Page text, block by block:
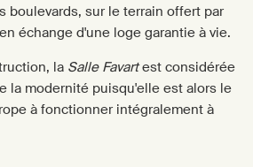
boulevards, sur le terrain offert par
échange d'une loge garantie à vie.
la Salle Favartest considérée
la modernité puisqu'elle est alors le
à fonctionner intégralement à